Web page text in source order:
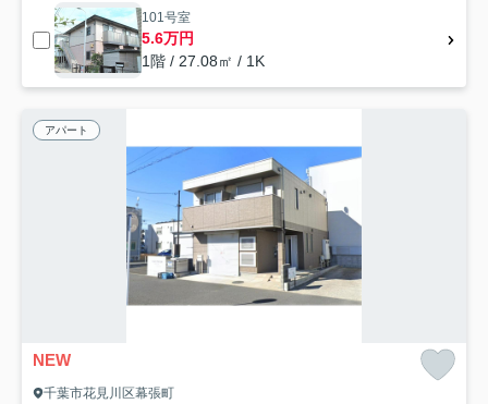
101号室
5.6万円
1階 / 27.08㎡ / 1K
アパート
NEW
千葉市花見川区幕張町